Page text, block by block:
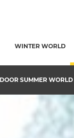
WINTER WORLD
SUMMER WORLD